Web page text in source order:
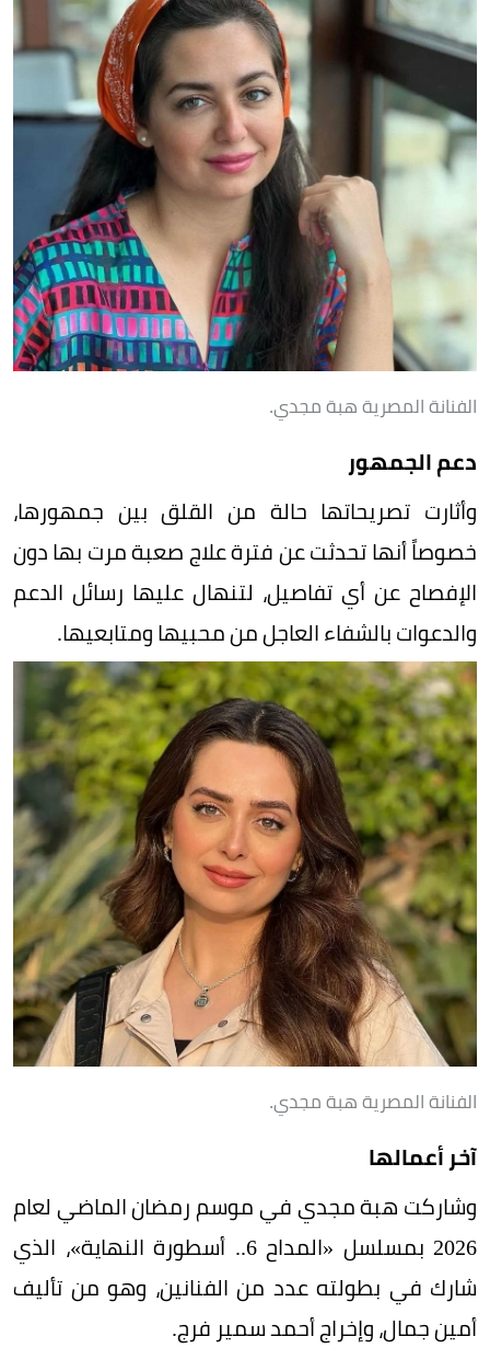
الفنانة المصرية هبة مجدي.
دعم الجمهور
وأثارت تصريحاتها حالة من القلق بين جمهورها،
خصوصاً أنها تحدثت عن فترة علاج صعبة مرت بها دون
الإفصاح عن أي تفاصيل، لتنهال عليها رسائل الدعم
والدعوات بالشفاء العاجل من محبيها ومتابعيها.
الفنانة المصرية هبة مجدي.
آخر أعمالها
وشاركت هبة مجدي في موسم رمضان الماضي لعام
2026 بمسلسل «المداح 6.. أسطورة النهاية»، الذي
شارك في بطولته عدد من الفنانين، وهو من تأليف
أمين جمال، وإخراج أحمد سمير فرج.